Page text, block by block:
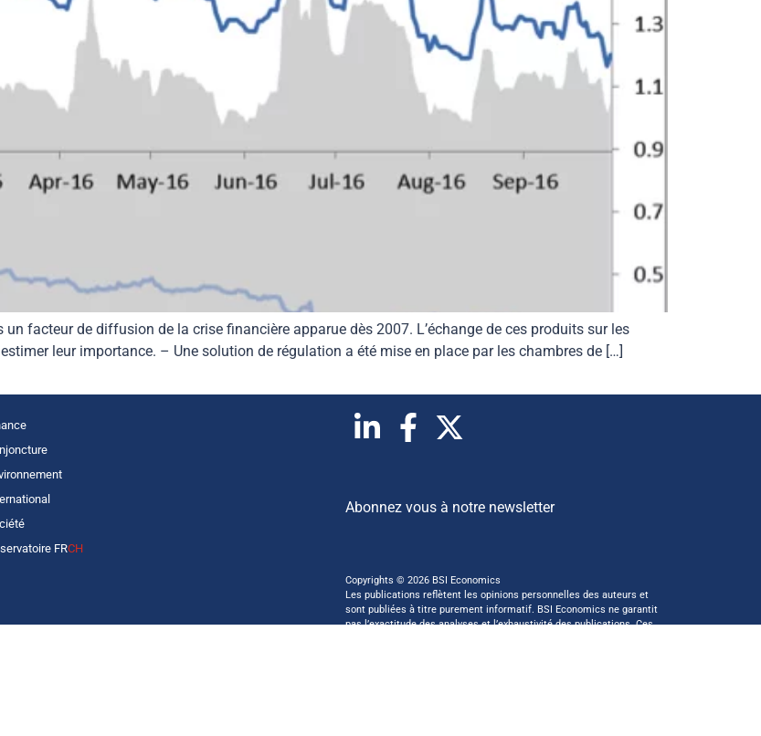
facteur de diffusion de la crise financière apparue dès 2007. L’échange de ces produits sur les
leur importance. – Une solution de régulation a été mise en place par les chambres de […]
FRCH
Abonnez vous à notre newsletter
Copyrights © 2026 BSI Economics
Les publications reflètent les opinions personnelles des auteurs et
sont publiées à titre purement informatif. BSI Economics ne garantit
pas l’exactitude des analyses et l’exhaustivité des publications. Ces